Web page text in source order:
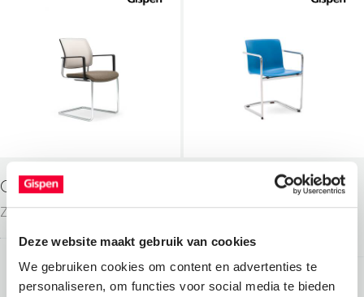
Deze website maakt gebruik van cookies
We gebruiken cookies om content en advertenties te
personaliseren, om functies voor social media te bieden
GISPEN ZINN SLEDE
Zitmeubilair
GISPEN NOMI
COMFORT